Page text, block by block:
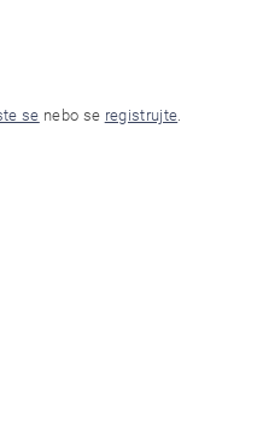
se nebo se registrujte